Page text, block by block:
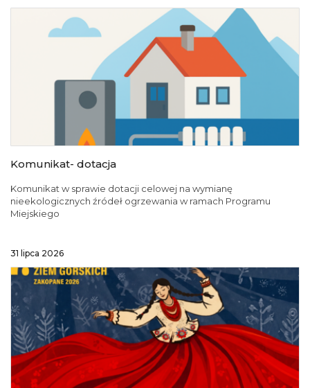
Komunikat- dotacja
Komunikat w sprawie dotacji celowej na wymianę
nieekologicznych źródeł ogrzewania w ramach Programu
Miejskiego
31 lipca 2026